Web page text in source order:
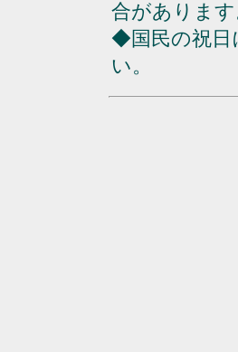
合があります
◆国民の祝日
い。